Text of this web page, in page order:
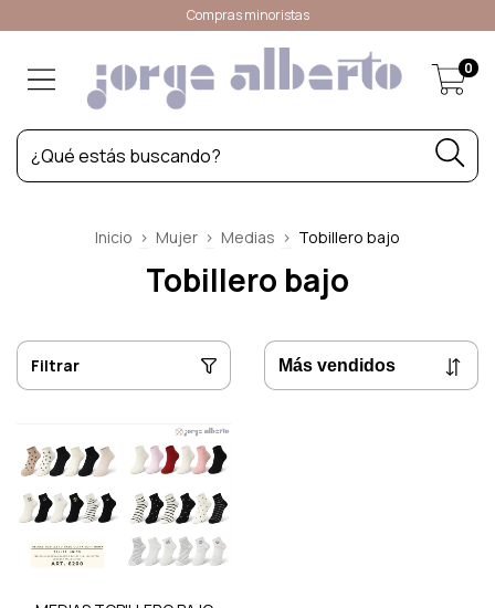
Compras minoristas
0
Inicio > Mujer > Medias > Tobillero bajo
Tobillero bajo
Filtrar